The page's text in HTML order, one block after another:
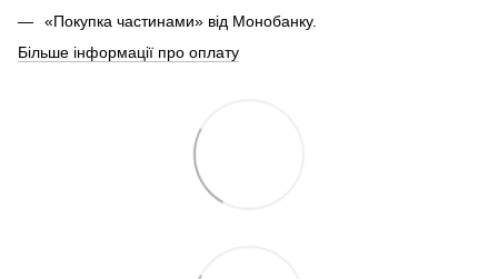
«Покупка частинами» від Монобанку.
Більше інформації про оплату